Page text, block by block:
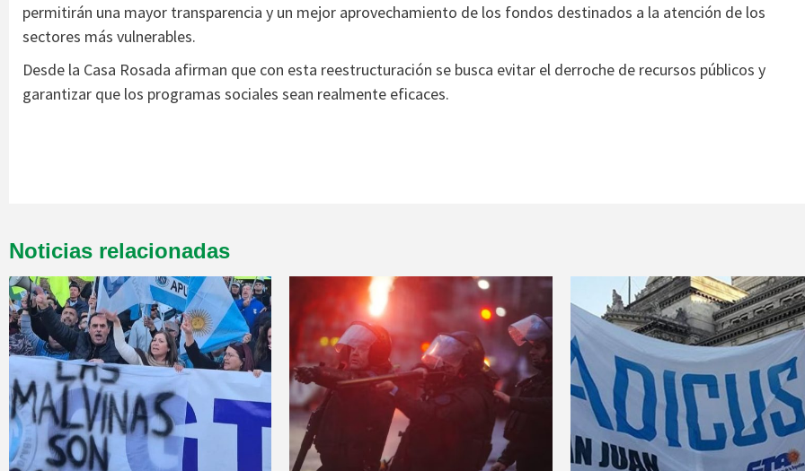
permitirán una mayor transparencia y un mejor aprovechamiento de los fondos destinados a la atención de los
sectores más vulnerables.
Desde la Casa Rosada afirman que con esta reestructuración se busca evitar el derroche de recursos públicos y
garantizar que los programas sociales sean realmente eficaces.
Noticias relacionadas